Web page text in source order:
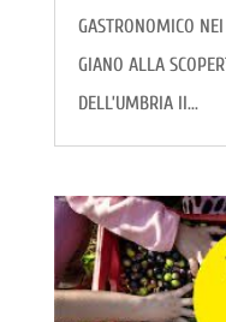
GASTRONOMICO
GIANO ALLA
DELL’UMBRIA Il...